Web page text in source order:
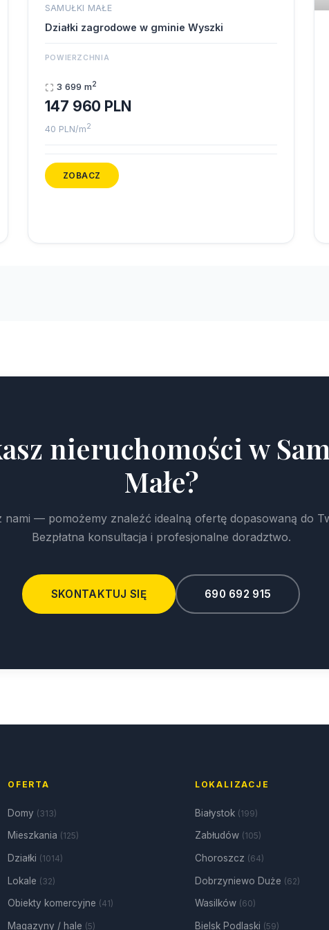
SAMUŁKI MAŁE
Działki zagrodowe w gminie Wyszki
POWIERZCHNIA
3 699 m2
147 960 PLN
40 PLN/m2
ZOBACZ
nieruchomości w
Małe?
nami — pomożemy znaleźć idealną ofertę dopasowaną do
Bezpłatna konsultacja i profesjonalne doradztwo.
SKONTAKTUJ SIĘ 690 692 915
OFERTA
Domy (313)
Mieszkania (125)
Działki (1014)
Lokale (32)
Obiekty komercyjne (41)
Magazyny / hale (5)
LOKALIZACJE
Białystok (199)
Zabłudów (105)
Choroszcz (64)
Dobrzyniewo Duże (62)
Wasilków (60)
Bielsk Podlaski (59)